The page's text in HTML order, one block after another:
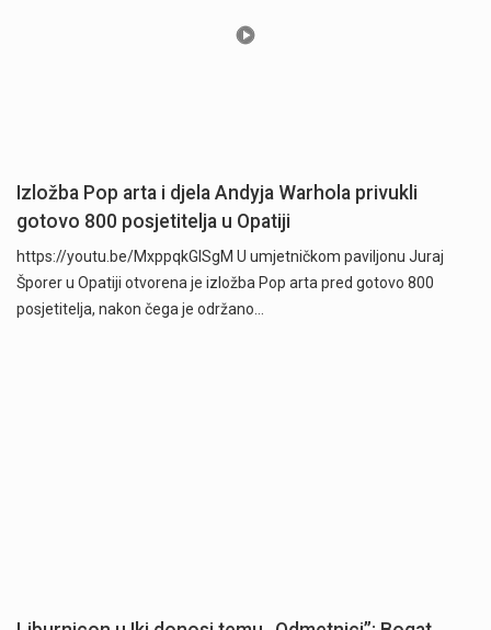
Izložba Pop arta i djela Andyja Warhola privukli
gotovo 800 posjetitelja u Opatiji
https://youtu.be/MxppqkGISgM U umjetničkom paviljonu Juraj
Šporer u Opatiji otvorena je izložba Pop arta pred gotovo 800
posjetitelja, nakon čega je održano…